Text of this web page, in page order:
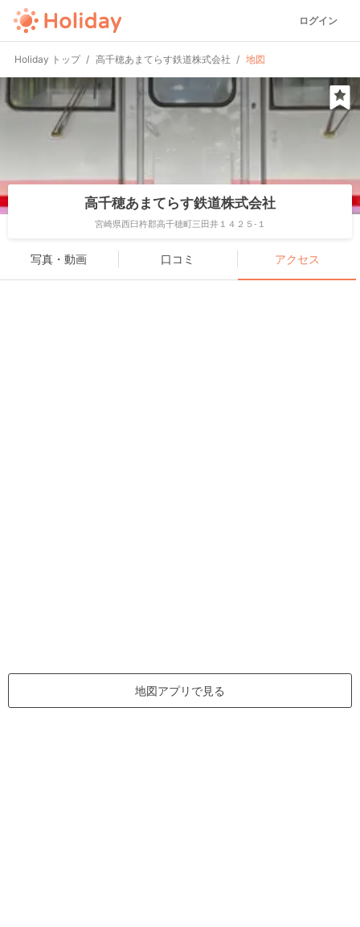
ログイン
Holiday トップ 高千穂あまてらす鉄道株式会社 地図
高千穂あまてらす鉄道株式会社
宮崎県西臼杵郡高千穂町三田井１４２５-１
写真・動画 口コミ アクセス
地図アプリで見る